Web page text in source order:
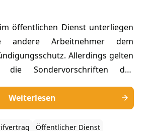
öffentlichen Dienst unterliegen
andere Arbeitnehmer dem
Allerdings gelten
Sondervorschriften des
beispielsweise andere
Hier erfahren Sie, was genau
nach dem TVöD zu beachten
Weiterlesen
Öffentlicher Dienst